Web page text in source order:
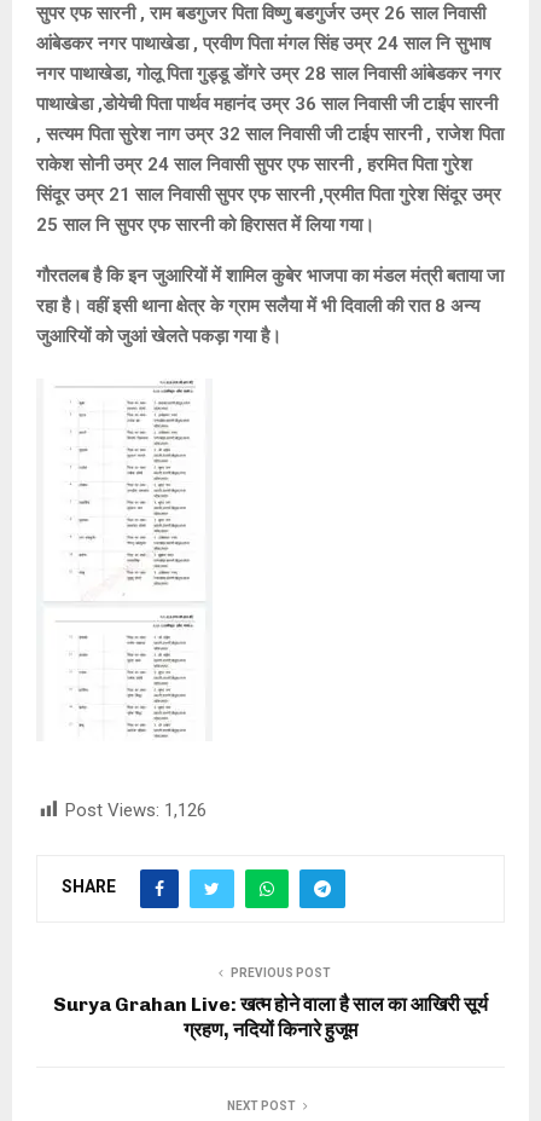
सुपर एफ सारनी , राम बडगुजर पिता विष्णु बडगुर्जर उम्र 26 साल निवासी
आंबेडकर नगर पाथाखेडा , प्रवीण पिता मंगल सिंह उम्र 24 साल नि सुभाष
नगर पाथाखेडा, गोलू पिता गुड्डू डोंगरे उम्र 28 साल निवासी आंबेडकर नगर
पाथाखेडा ,डोयेची पिता पार्थव महानंद उम्र 36 साल निवासी जी टाईप सारनी
, सत्यम पिता सुरेश नाग उम्र 32 साल निवासी जी टाईप सारनी , राजेश पिता
राकेश सोनी उम्र 24 साल निवासी सुपर एफ सारनी , हरमित पिता गुरेश
सिंदूर उम्र 21 साल निवासी सुपर एफ सारनी ,प्रमीत पिता गुरेश सिंदूर उम्र
25 साल नि सुपर एफ सारनी को हिरासत में लिया गया।
गौरतलब है कि इन जुआरियों में शामिल कुबेर भाजपा का मंडल मंत्री बताया जा
रहा है। वहीं इसी थाना क्षेत्र के ग्राम सलैया में भी दिवाली की रात 8 अन्य
जुआरियों को जुआं खेलते पकड़ा गया है।
Post Views: 1,126
SHARE
PREVIOUS POST
Surya Grahan Live: खत्म होने वाला है साल का आखिरी सूर्य
ग्रहण, नदियों किनारे हुजूम
NEXT POST